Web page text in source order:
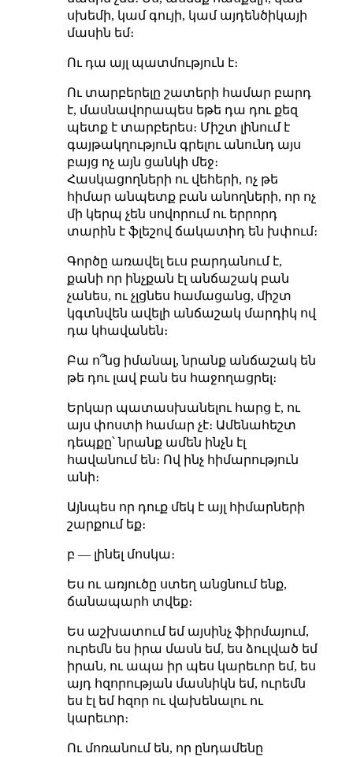
սխեմի, կամ գույի, կամ այդենծիկայի
մասին եմ։
Ու դա այլ պատմություն է։
Ու տարբերելը շատերի համար բարդ
է, մասնավորապես եթե դա դու քեզ
պետք է տարբերես։ Միշտ լինում է
գայթակղություն գրելու անունդ այս
բայց ոչ այն ցանկի մեջ։
Հասկացողների ու վեհերի, ոչ թե
հիմար անպետք բան անողների, որ ոչ
մի կերպ չեն սովորում ու երրորդ
տարին է ֆլեշով ճակատիդ են խփում։
Գործը առավել եւս բարդանում է,
քանի որ ինչքան էլ անճաշակ բան
չանես, ու չլցնես համացանց, միշտ
կգտնվեն ավելի անճաշակ մարդիկ ով
դա կհավանեն։
Բա ո՞նց իմանալ, նրանք անճաշակ են
թե դու լավ բան ես հաջողացրել։
Երկար պատասխանելու հարց է, ու
այս փոստի համար չէ։ Ամենահեշտ
դեպքը՝ նրանք ամեն ինչն էլ
հավանում են։ Ով ինչ հիմարություն
անի։
Այնպես որ դուք մեկ է այլ հիմարների
շարքում եք։
բ — լինել մոսկա։
Ես ու առյուծը ստեղ անցնում ենք,
ճանապարհ տվեք։
Ես աշխատում եմ այսինչ ֆիրմայում,
ուրեմն ես իրա մասն եմ, ես ձուլված եմ
իրան, ու ապա իր պես կարեւոր եմ, ես
այդ հզորության մասնիկն եմ, ուրեմն
ես էլ եմ հզոր ու վախենալու ու
կարեւոր։
Ու մոռանում են, որ ընդամենը